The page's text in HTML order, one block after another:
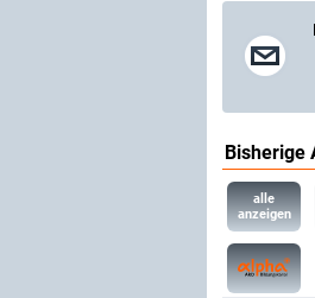
Bisherige
alle
anzeigen